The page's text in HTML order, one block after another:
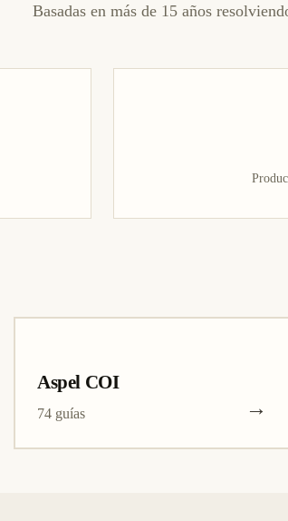
Basadas en más de 15 años
Aspel COI
74 guías →